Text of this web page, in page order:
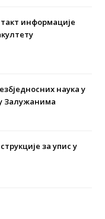
информације
наука у
Залужанима
за упис у